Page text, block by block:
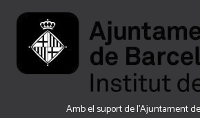
Amb el suport de l’Ajuntament